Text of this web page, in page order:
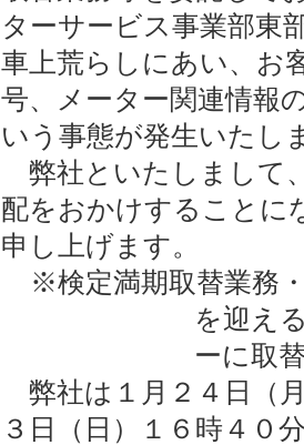
ターサービス事業部東
車上荒らしにあい、お
号、メーター関連情報
いう事態が発生いたし
弊社といたしまして
配をおかけすることに
申し上げます。
※検定満期取替業務
を迎え
ーに取
弊社は１月２４日（
３日（日）１６時４０